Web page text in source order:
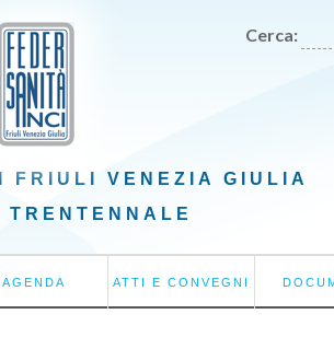
Cerca:
FRIULI VENEZIA GIULIA
AGENDA ATTI E CONVEGNI